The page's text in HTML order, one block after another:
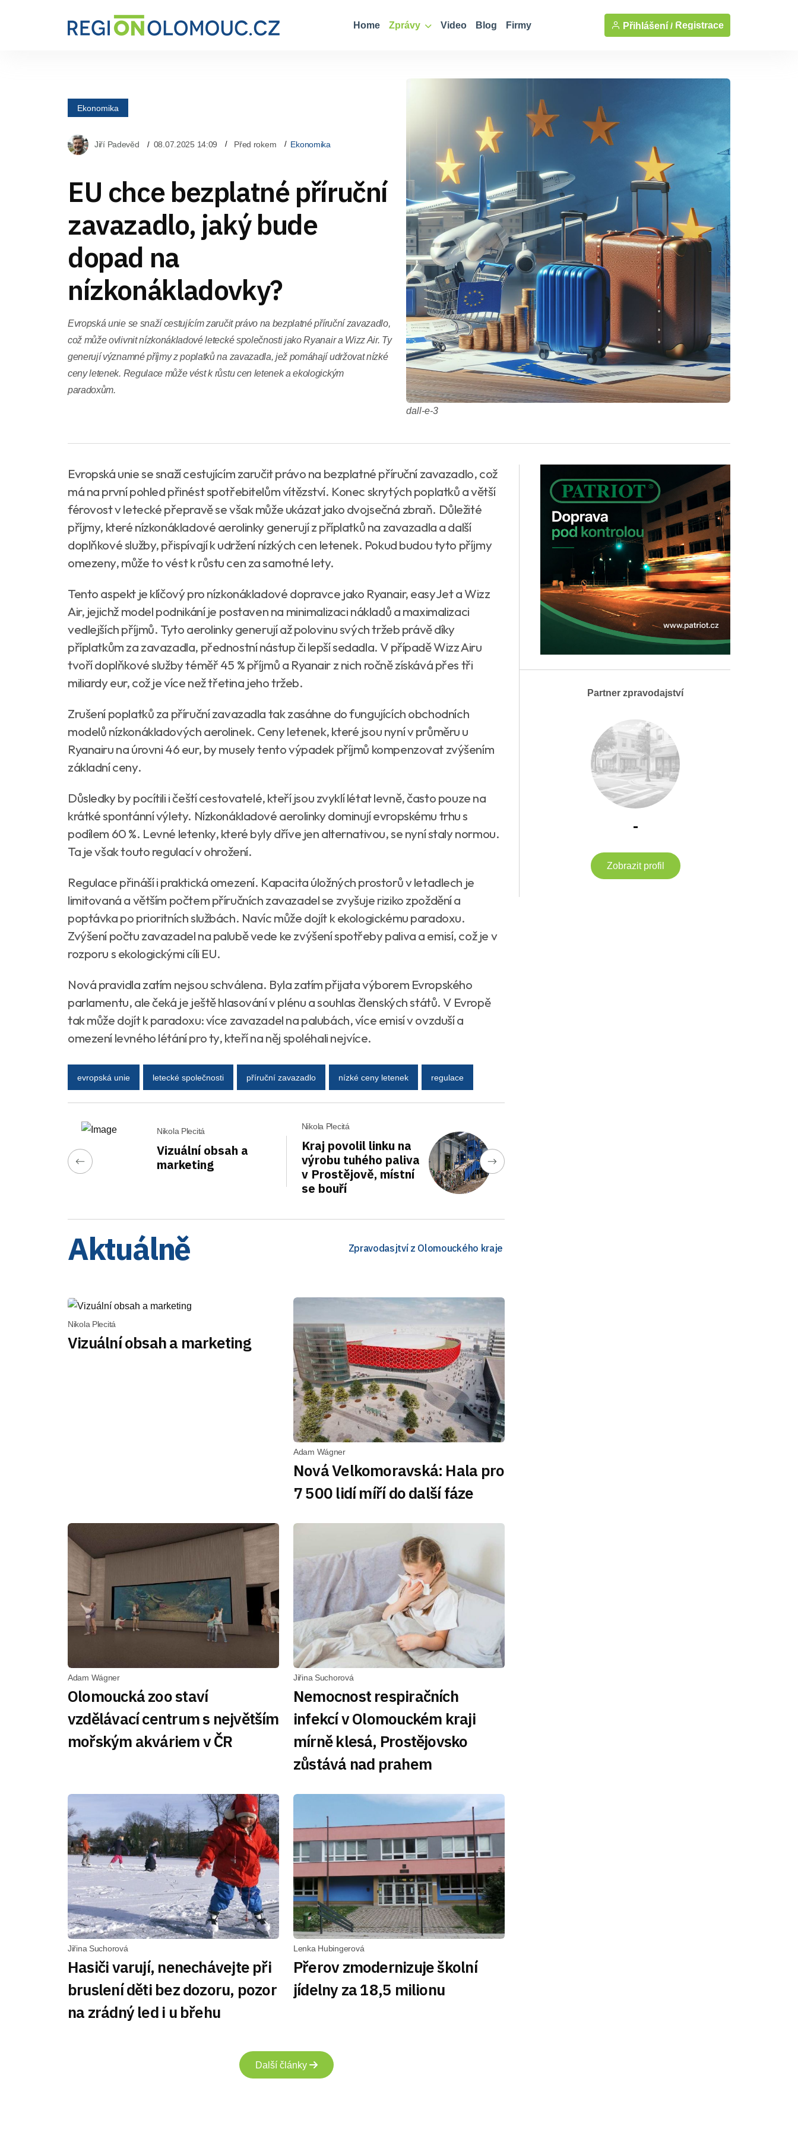
Home Zprávy Video Blog Firmy Přihlášení / Registrace
Ekonomika
Jiří Padevěd 08.07.2025 14:09 Před rokem Ekonomika
EU chce bezplatné příruční
zavazadlo, jaký bude
dopad na
nízkonákladovky?
Evropská unie se snaží cestujícím zaručit právo na bezplatné příruční zavazadlo,
což může ovlivnit nízkonákladové letecké společnosti jako Ryanair a Wizz Air. Ty
generují významné příjmy z poplatků na zavazadla, jež pomáhají udržovat nízké
ceny letenek. Regulace může vést k růstu cen letenek a ekologickým
paradoxům.
dall-e-3
Evropská unie se snaží cestujícím zaručit právo na bezplatné příruční zavazadlo, což
má na první pohled přinést spotřebitelům vítězství. Konec skrytých poplatků a větší
férovost v letecké přepravě se však může ukázat jako dvojsečná zbraň. Důležité
příjmy, které nízkonákladové aerolinky generují z příplatků na zavazadla a další
doplňkové služby, přispívají k udržení nízkých cen letenek. Pokud budou tyto příjmy
omezeny, může to vést k růstu cen za samotné lety.
Tento aspekt je klíčový pro nízkonákladové dopravce jako Ryanair, easyJet a Wizz
Air, jejichž model podnikání je postaven na minimalizaci nákladů a maximalizaci
vedlejších příjmů. Tyto aerolinky generují až polovinu svých tržeb právě díky
příplatkům za zavazadla, přednostní nástup či lepší sedadla. V případě Wizz Airu
tvoří doplňkové služby téměř 45 % příjmů a Ryanair z nich ročně získává přes tři
miliardy eur, což je více než třetina jeho tržeb.
Zrušení poplatků za příruční zavazadla tak zasáhne do fungujících obchodních
modelů nízkonákladových aerolinek. Ceny letenek, které jsou nyní v průměru u
Ryanairu na úrovni 46 eur, by musely tento výpadek příjmů kompenzovat zvýšením
základní ceny.
Důsledky by pocítili i čeští cestovatelé, kteří jsou zvyklí létat levně, často pouze na
krátké spontánní výlety. Nízkonákladové aerolinky dominují evropskému trhu s
podílem 60 %. Levné letenky, které byly dříve jen alternativou, se nyní staly normou.
Ta je však touto regulací v ohrožení.
Regulace přináší i praktická omezení. Kapacita úložných prostorů v letadlech je
limitovaná a větším počtem příručních zavazadel se zvyšuje riziko zpoždění a
poptávka po prioritních službách. Navíc může dojít k ekologickému paradoxu.
Zvýšení počtu zavazadel na palubě vede ke zvýšení spotřeby paliva a emisí, což je v
rozporu s ekologickými cíli EU.
Nová pravidla zatím nejsou schválena. Byla zatím přijata výborem Evropského
parlamentu, ale čeká je ještě hlasování v plénu a souhlas členských států. V Evropě
tak může dojít k paradoxu: více zavazadel na palubách, více emisí v ovzduší a
omezení levného létání pro ty, kteří na něj spoléhali nejvíce.
evropská unie letecké společnosti příruční zavazadlo nízké ceny letenek regulace
Nikola Plecitá
Vizuální obsah a
marketing
Nikola Plecitá
Kraj povolil linku na
výrobu tuhého paliva
v Prostějově, místní
se bouří
Aktuálně Zpravodasjtví z Olomouckého kraje
Nikola Plecitá
Vizuální obsah a marketing
Adam Wágner
Nová Velkomoravská: Hala pro
7 500 lidí míří do další fáze
Adam Wágner
Olomoucká zoo staví
vzdělávací centrum s největším
mořským akváriem v ČR
Jiřina Suchorová
Nemocnost respiračních
infekcí v Olomouckém kraji
mírně klesá, Prostějovsko
zůstává nad prahem
Jiřina Suchorová
Hasiči varují, nenechávejte při
bruslení děti bez dozoru, pozor
na zrádný led i u břehu
Lenka Hubingerová
Přerov zmodernizuje školní
jídelny za 18,5 milionu
Další články
Partner zpravodajství
-
Zobrazit profil